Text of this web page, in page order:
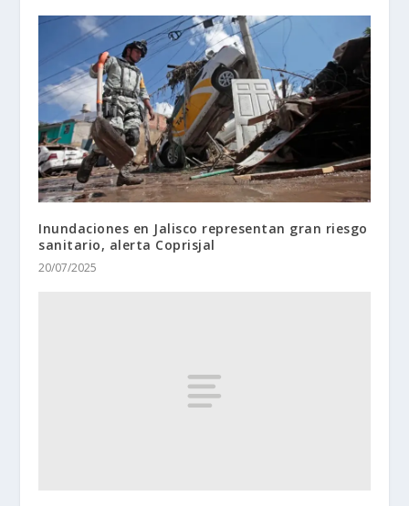
Inundaciones en Jalisco representan gran riesgo
sanitario, alerta Coprisjal
20/07/2025